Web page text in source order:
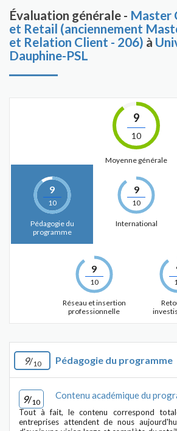
Évaluation générale - Master
et Retail (anciennement
et Relation Client - 206) à
Dauphine-PSL
9
10
Moyenne générale
9
10
Pédagogie du
programme
9
10
International
9
10
Réseau et insertion
professionnelle
9/10 Pédagogie du programme
9/10
Contenu académique du
Tout à fait, le contenu correspond
entreprises attendent de nous